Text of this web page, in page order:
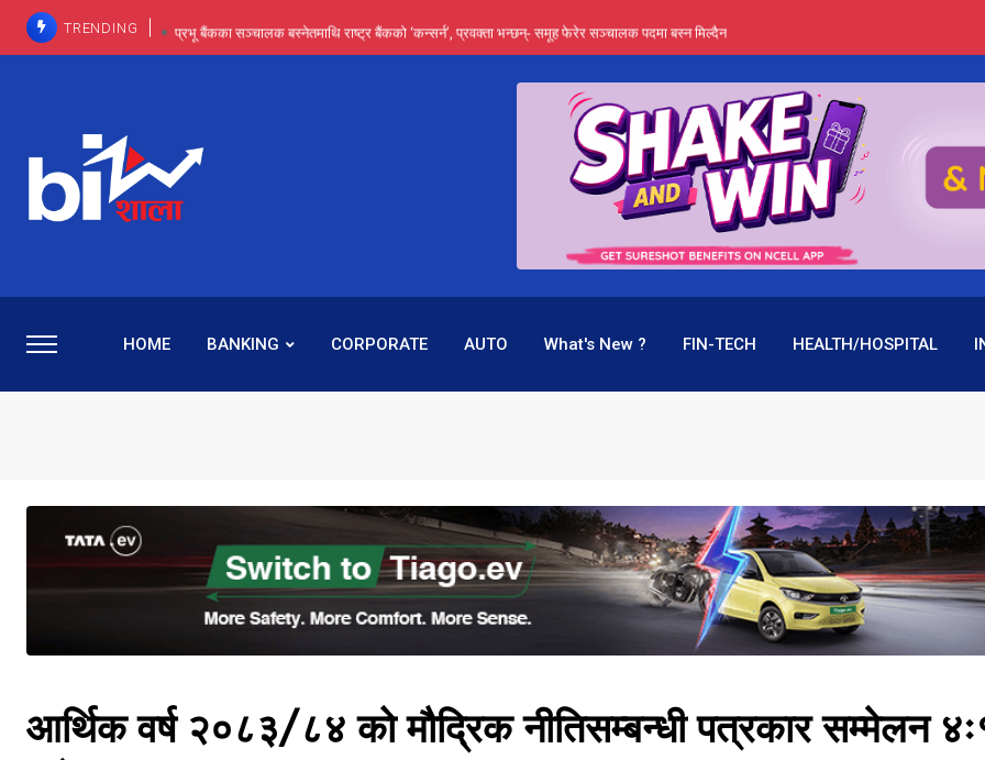
TRENDING प्रभू बैंकका सञ्चालक बस्नेतमाथि राष्ट्र बैंकको ‘कन्सर्न’, प्रवक्ता भन्छन्- समूह फेरेर सञ्चालक पदमा बस्न मिल्दैन
प्रभू बैंकमा सेञ्चुरीबाट आएका कर्मचारीमाथि हदैसम्मको विभेदः एउटै पदमा दुई थरि तलब, वर्षमै ९२ हजार घाटा !
कमाइमा गरिमाको दमदार छलाङ, सेयरधनीलाई २० प्रतिशत लाभांश दिने क्षमता
प्रभु बैंकमा रमिता : सर्वसाधारणबाट छिरेका बस्नेत संस्थापक बनेर निरन्तर, राष्ट्र बैंक किन मौन ?
HOME BANKING CORPORATE AUTO What's New ? FIN-TECH HEALTH/HOSPITAL
आर्थिक वर्ष २०८३/८४ को मौद्रिक नीतिसम्बन्धी पत्रकार सम्मेलन